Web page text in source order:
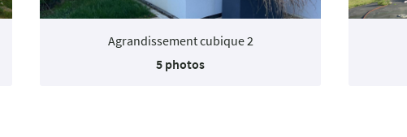
Agrandissement cubique 2
5 photos